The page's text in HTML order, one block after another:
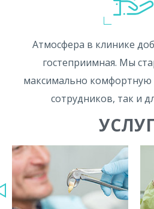
Атмосфера в клинике
гостеприимная. Мы
максимально комфортную
сотрудников, так и